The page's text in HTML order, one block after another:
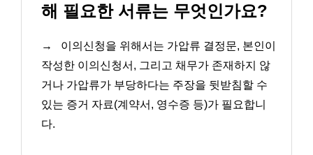
해 필요한 서류는 무엇인가요?
→
이의신청을 위해서는 가압류 결정문, 본인이
작성한 이의신청서, 그리고 채무가 존재하지 않
거나 가압류가 부당하다는 주장을 뒷받침할 수
있는 증거 자료(계약서, 영수증 등)가 필요합니
다.